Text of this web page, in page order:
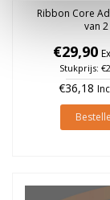
Ribbon Core
van 2
€29,90
Stukprijs:
€36,18